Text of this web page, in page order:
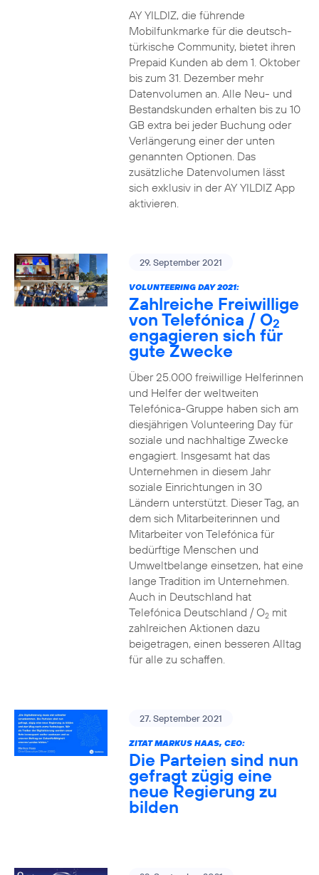
AY YILDIZ, die führende
Mobilfunkmarke für die deutsch-
türkische Community, bietet ihren
Prepaid Kunden ab dem 1. Oktober
bis zum 31. Dezember mehr
Datenvolumen an. Alle Neu- und
Bestandskunden erhalten bis zu 10
GB extra bei jeder Buchung oder
Verlängerung einer der unten
genannten Optionen. Das
zusätzliche Datenvolumen lässt
sich exklusiv in der AY YILDIZ App
aktivieren.
29. September 2021
VOLUNTEERING DAY 2021:
Zahlreiche Freiwillige
von Telefónica / O2
engagieren sich für
gute Zwecke
Über 25.000 freiwillige Helferinnen
und Helfer der weltweiten
Telefónica-Gruppe haben sich am
diesjährigen Volunteering Day für
soziale und nachhaltige Zwecke
engagiert. Insgesamt hat das
Unternehmen in diesem Jahr
soziale Einrichtungen in 30
Ländern unterstützt. Dieser Tag, an
dem sich Mitarbeiterinnen und
Mitarbeiter von Telefónica für
bedürftige Menschen und
Umweltbelange einsetzen, hat eine
lange Tradition im Unternehmen.
Auch in Deutschland hat
Telefónica Deutschland / O2mit
zahlreichen Aktionen dazu
beigetragen, einen besseren Alltag
für alle zu schaffen.
27. September 2021
ZITAT MARKUS HAAS, CEO:
Die Parteien sind nun
gefragt zügig eine
neue Regierung zu
bilden